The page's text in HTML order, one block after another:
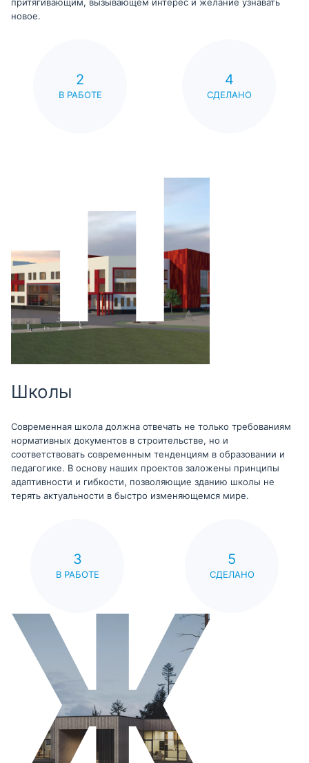
притягивающим, вызывающем интерес и желание узнавать
новое.
2
В РАБОТЕ
4
СДЕЛАНО
Школы
Современная школа должна отвечать не только требованиям
нормативных документов в строительстве, но и
соответствовать современным тенденциям в образовании и
педагогике. В основу наших проектов заложены принципы
адаптивности и гибкости, позволяющие зданию школы не
терять актуальности в быстро изменяющемся мире.
3
В РАБОТЕ
5
СДЕЛАНО